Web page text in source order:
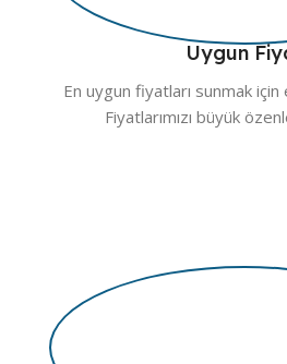
Uygun
En uygun fiyatları sunmak için
Fiyatlarımızı büyük